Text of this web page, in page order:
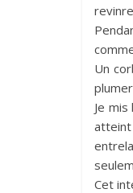
Un
Je
atteint
Cet